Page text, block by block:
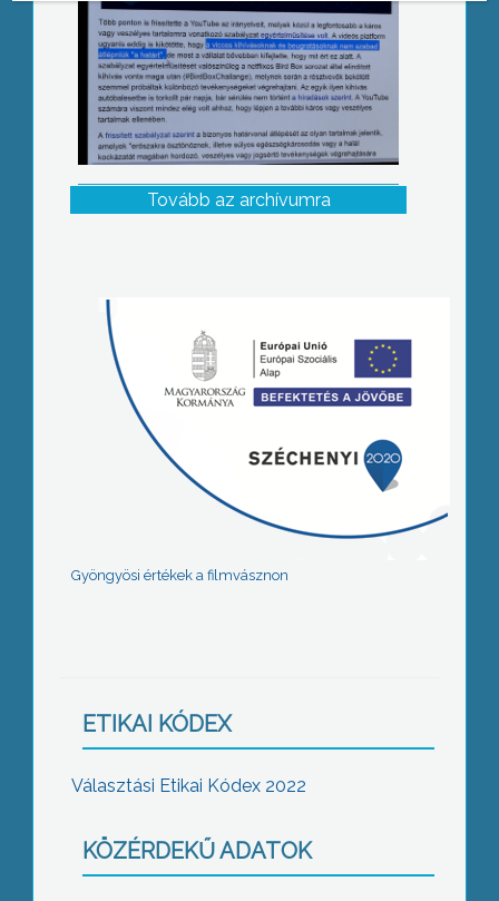
Tovább az archívumra
Gyöngyösi értékek a filmvásznon
ETIKAI KÓDEX
Választási Etikai Kódex 2022
KÖZÉRDEKŰ ADATOK